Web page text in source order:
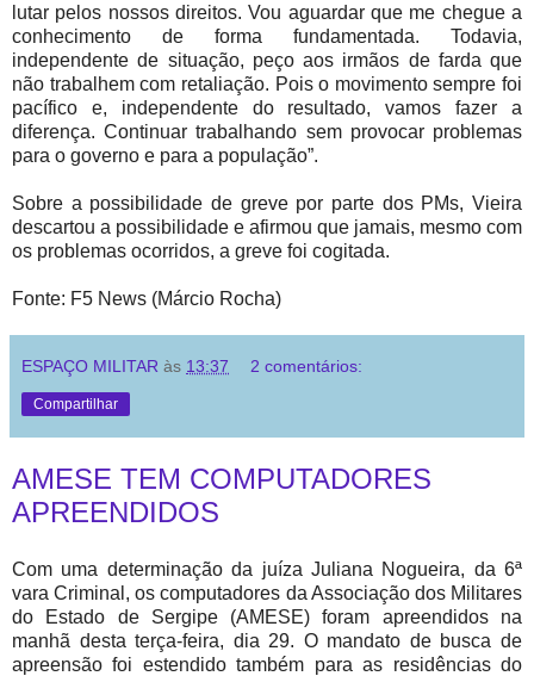
lutar pelos nossos direitos. Vou aguardar que me chegue a
conhecimento de forma fundamentada. Todavia,
independente de situação, peço aos irmãos de farda que
não trabalhem com retaliação. Pois o movimento sempre foi
pacífico e, independente do resultado, vamos fazer a
diferença. Continuar trabalhando sem provocar problemas
para o governo e para a população”.
Sobre a possibilidade de greve por parte dos PMs, Vieira
descartou a possibilidade e afirmou que jamais, mesmo com
os problemas ocorridos, a greve foi cogitada.
Fonte: F5 News (Márcio Rocha)
ESPAÇO MILITAR às 13:37 2 comentários:
Compartilhar
AMESE TEM COMPUTADORES
APREENDIDOS
Com uma determinação da juíza Juliana Nogueira, da 6ª
vara Criminal, os computadores da Associação dos Militares
do Estado de Sergipe (AMESE) foram apreendidos na
manhã desta terça-feira, dia 29. O mandato de busca de
apreensão foi estendido também para as residências do